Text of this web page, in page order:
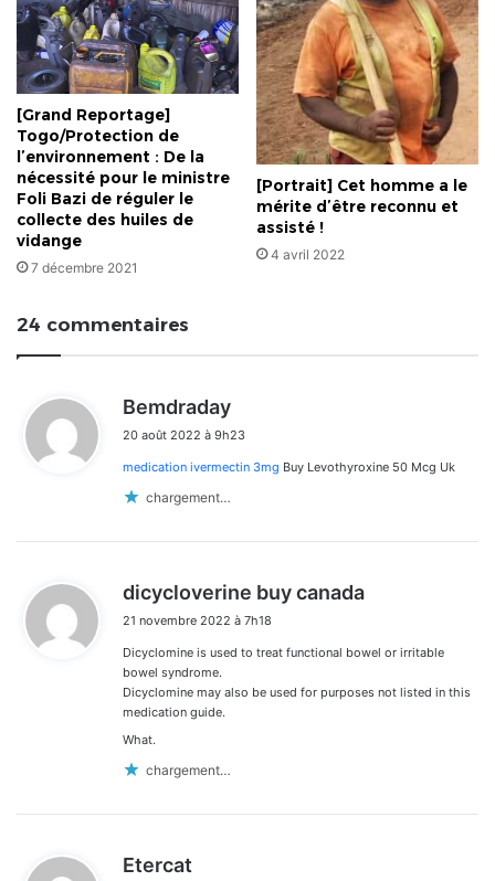
[Grand Reportage]
Togo/Protection de
l’environnement : De la
nécessité pour le ministre
Foli Bazi de réguler le
collecte des huiles de
vidange
7 décembre 2021
[Portrait] Cet homme a le
mérite d’être reconnu et
assisté !
4 avril 2022
24 commentaires
Bemdraday
t
20 août 2022 à 9h23
medication ivermectin 3mg Buy Levothyroxine 50 Mcg Uk
chargement…
dicycloverine buy canada
21 novembre 2022 à 7h18
Dicyclomine is used to treat functional bowel or irritable
bowel syndrome.
Dicyclomine may also be used for purposes not listed in this
medication guide.
What.
chargement…
Etercat